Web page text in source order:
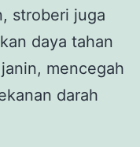
stroberi juga
daya tahan
mencegah
darah